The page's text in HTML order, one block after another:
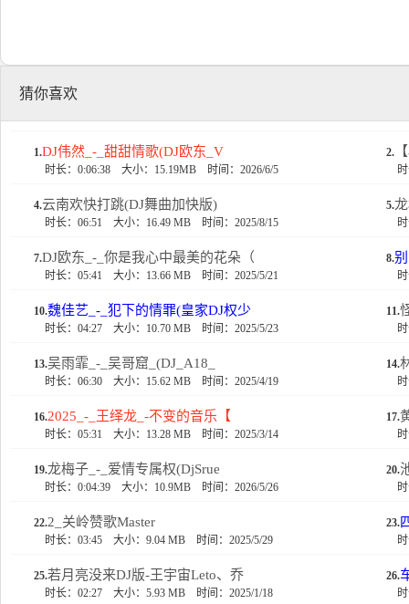
猜你喜欢
1.DJ伟然_-_甜甜情歌(DJ欧东_V
时长：0:06:38 大小：15.19MB 时间：2026/6/5
2.
4.云南欢快打跳(DJ舞曲加快版)
时长：06:51 大小：16.49 MB 时间：2025/8/15
5.
7.DJ欧东_-_你是我心中最美的花朵（
时长：05:41 大小：13.66 MB 时间：2025/5/21
8.
10.魏佳艺_-_犯下的情罪(皇家DJ权少
时长：04:27 大小：10.70 MB 时间：2025/5/23
11.
13.吴雨霏_-_吴哥窟_(DJ_A18_
时长：06:30 大小：15.62 MB 时间：2025/4/19
14.
16.2025_-_王绎龙_-不变的音乐【
时长：05:31 大小：13.28 MB 时间：2025/3/14
17.
19.龙梅子_-_爱情专属权(DjSrue
时长：0:04:39 大小：10.9MB 时间：2026/5/26
20.
22.2_关岭赞歌Master
时长：03:45 大小：9.04 MB 时间：2025/5/29
23.
25.若月亮没来DJ版-王宇宙Leto、乔
时长：02:27 大小：5.93 MB 时间：2025/1/18
26.